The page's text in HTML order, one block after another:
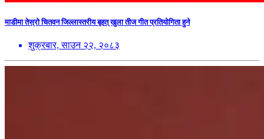
माडीमा तेस्रो चितवन जिल्लास्तरीय बृहत् खुला तीज गीत प्रतियोगिता हुने
शुक्रबार, साउन २२, २०८३